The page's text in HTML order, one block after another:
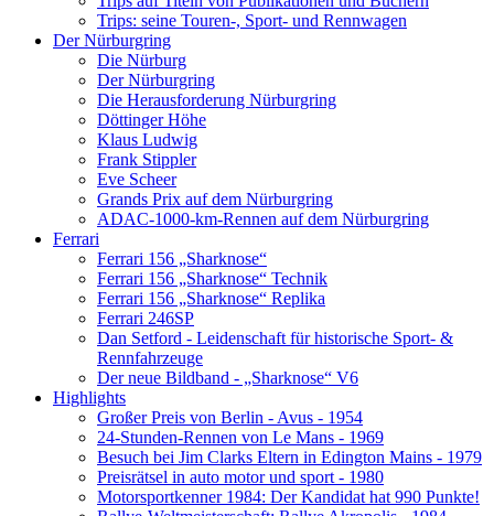
Trips: seine Touren-, Sport- und Rennwagen
Der Nürburgring
Die Nürburg
Der Nürburgring
Die Herausforderung Nürburgring
Döttinger Höhe
Klaus Ludwig
Frank Stippler
Eve Scheer
Grands Prix auf dem Nürburgring
ADAC-1000-km-Rennen auf dem Nürburgring
Ferrari
Ferrari 156 „Sharknose“
Ferrari 156 „Sharknose“ Technik
Ferrari 156 „Sharknose“ Replika
Ferrari 246SP
Dan Setford - Leidenschaft für historische Sport- &
Rennfahrzeuge
Der neue Bildband - „Sharknose“ V6
Highlights
Großer Preis von Berlin - Avus - 1954
24-Stunden-Rennen von Le Mans - 1969
Besuch bei Jim Clarks Eltern in Edington Mains - 1979
Preisrätsel in auto motor und sport - 1980
Motorsportkenner 1984: Der Kandidat hat 990 Punkte!